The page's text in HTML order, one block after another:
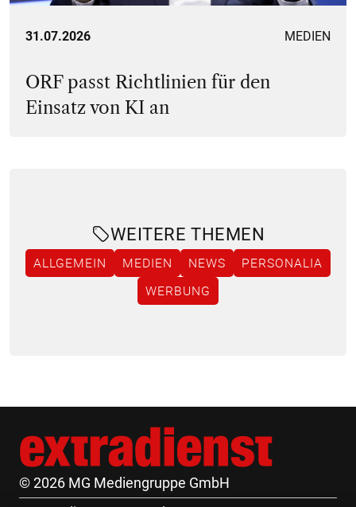
31.07.2026 MEDIEN
ORF passt Richtlinien für den
Einsatz von KI an
WEITERE THEMEN
ALLGEMEIN MEDIEN NEWS
PERSONALIA
WERBUNG
© 2026 MG Mediengruppe GmbH